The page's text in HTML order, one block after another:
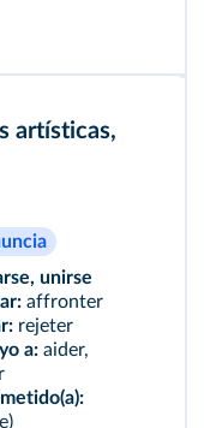
artísticas,
unirse
affronter
rejeter
a: aider,